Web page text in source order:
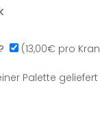
(13,00€ pro
Palette geliefert